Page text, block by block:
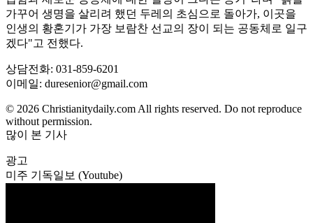
가꾸어 생명을 살리려 했던 두레의 초심으로 돌아가, 이곳을
인생의 황혼기가 가장 보람찬 선교의 장이 되는 공동체로 일구
겠다"고 전했다.
상담전화: 031-859-6201
이메일: duresenior@gmail.com
© 2026 Christianitydaily.com All rights reserved. Do not reproduce
without permission.
많이 본 기사
광고
미주 기독일보 (Youtube)